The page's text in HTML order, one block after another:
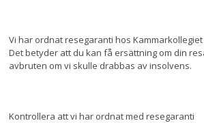
Vi har ordnat resegaranti hos Kammarkollegiet
Det betyder att du kan få ersättning om din
avbruten om vi skulle drabbas av insolvens.
Kontrollera att vi har ordnat med resegaranti